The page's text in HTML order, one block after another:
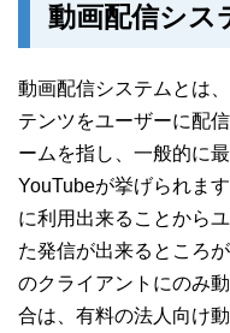
動画配信シス
動画配信システムとは
テンツをユーザーに配
ームを指し、一般的に
YouTubeが挙げられま
に利用出来ることから
た発信が出来るところ
のクライアントにのみ
合は、有料の法人向け